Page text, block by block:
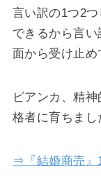
言い訳の1つ2
できるから言
面から受け止め
ビアンカ、精
格者に育ちまし
⇒『結婚商売』